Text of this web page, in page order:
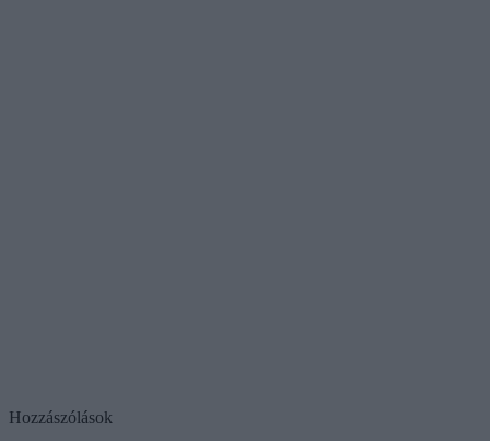
Hozzászólások